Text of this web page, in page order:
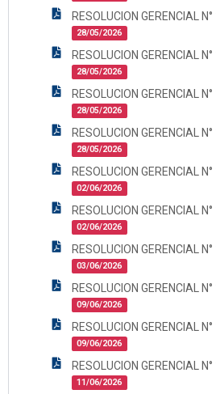
RESOLUCION GERENCIAL
28/05/2026
RESOLUCION GERENCIAL
28/05/2026
RESOLUCION GERENCIAL
28/05/2026
RESOLUCION GERENCIAL
28/05/2026
RESOLUCION GERENCIAL
02/06/2026
RESOLUCION GERENCIAL
02/06/2026
RESOLUCION GERENCIAL
03/06/2026
RESOLUCION GERENCIAL
09/06/2026
RESOLUCION GERENCIAL
09/06/2026
RESOLUCION GERENCIAL
11/06/2026